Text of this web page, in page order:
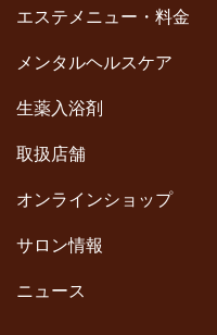
エステメニュー・料金
メンタルヘルスケア
生薬入浴剤
取扱店舗
オンラインショップ
サロン情報
ニュース